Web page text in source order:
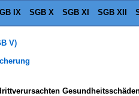
IX SGB X SGB XI SGB XII
V)